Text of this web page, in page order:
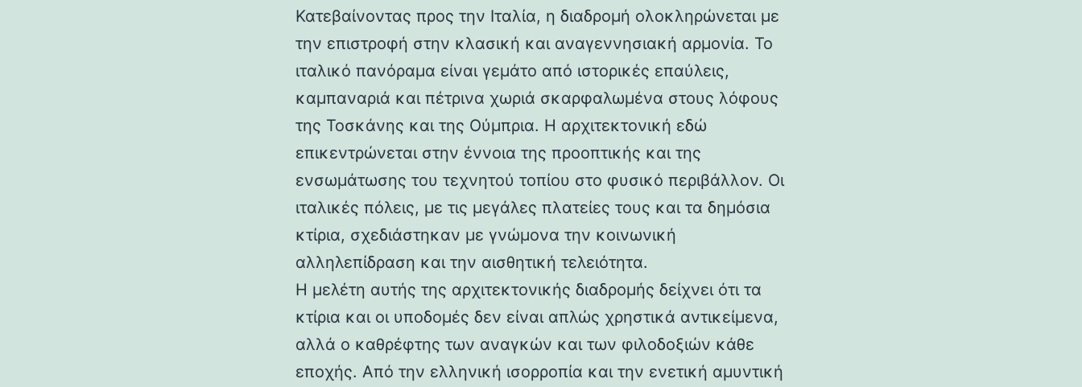
Κατεβαίνοντας προς την Ιταλία, η διαδρομή ολοκληρώνεται με
την επιστροφή στην κλασική και αναγεννησιακή αρμονία. Το
ιταλικό πανόραμα είναι γεμάτο από ιστορικές επαύλεις,
καμπαναριά και πέτρινα χωριά σκαρφαλωμένα στους λόφους
της Τοσκάνης και της Ούμπρια. Η αρχιτεκτονική εδώ
επικεντρώνεται στην έννοια της προοπτικής και της
ενσωμάτωσης του τεχνητού τοπίου στο φυσικό περιβάλλον. Οι
ιταλικές πόλεις, με τις μεγάλες πλατείες τους και τα δημόσια
κτίρια, σχεδιάστηκαν με γνώμονα την κοινωνική
αλληλεπίδραση και την αισθητική τελειότητα.
Η μελέτη αυτής της αρχιτεκτονικής διαδρομής δείχνει ότι τα
κτίρια και οι υποδομές δεν είναι απλώς χρηστικά αντικείμενα,
αλλά ο καθρέφτης των αναγκών και των φιλοδοξιών κάθε
εποχής. Από την ελληνική ισορροπία και την ενετική αμυντική